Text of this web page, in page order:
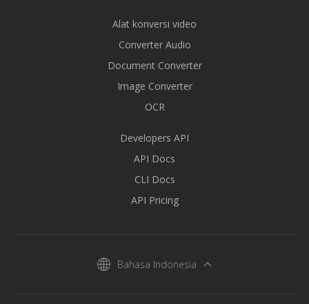
Alat konversi video
Converter Audio
Document Converter
Image Converter
OCR
Developers API
API Docs
CLI Docs
API Pricing
Bahasa Indonesia